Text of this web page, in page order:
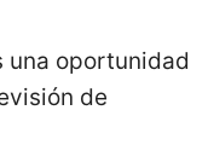
una oportunidad
de